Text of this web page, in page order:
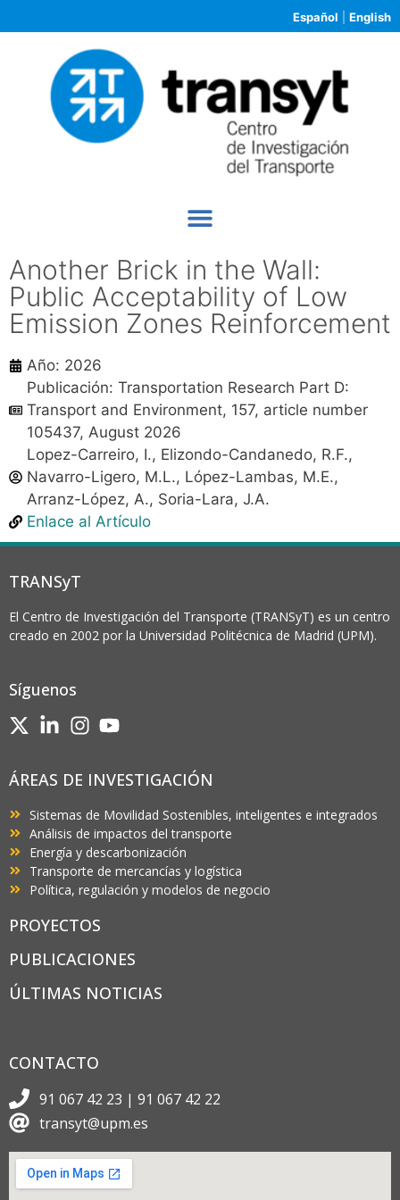
Español English
Another Brick in the Wall:
Public Acceptability of Low
Emission Zones Reinforcement
Año: 2026
Publicación: Transportation Research Part D:
Transport and Environment, 157, article number
105437, August 2026
Lopez-Carreiro, I., Elizondo-Candanedo, R.F.,
Navarro-Ligero, M.L., López-Lambas, M.E.,
Arranz-López, A., Soria-Lara, J.A.
Enlace al Artículo
TRANSyT
El Centro de Investigación del Transporte (TRANSyT) es un centro
creado en 2002 por la Universidad Politécnica de Madrid (UPM).
Síguenos
ÁREAS DE INVESTIGACIÓN
Sistemas de Movilidad Sostenibles, inteligentes e integrados
Análisis de impactos del transporte
Energía y descarbonización
Transporte de mercancías y logística
Política, regulación y modelos de negocio
PROYECTOS
PUBLICACIONES
ÚLTIMAS NOTICIAS
CONTACTO
91 067 42 23 | 91 067 42 22
transyt@upm.es